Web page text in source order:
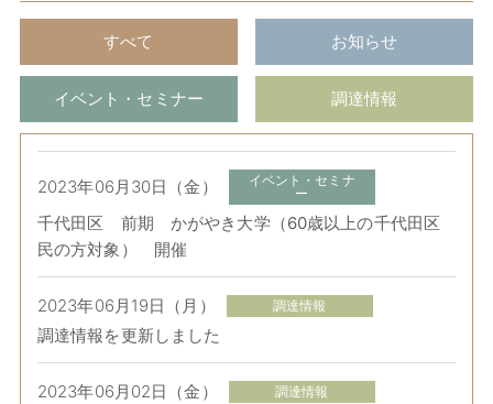
すべて お知らせ
イベント・セミナー 調達情報
2023年06月30日（金）
イベント・セミナ
ー
千代田区 前期 かがやき大学（60歳以上の千代田区
民の方対象） 開催
2023年06月19日（月） 調達情報
調達情報を更新しました
2023年06月02日（金） 調達情報